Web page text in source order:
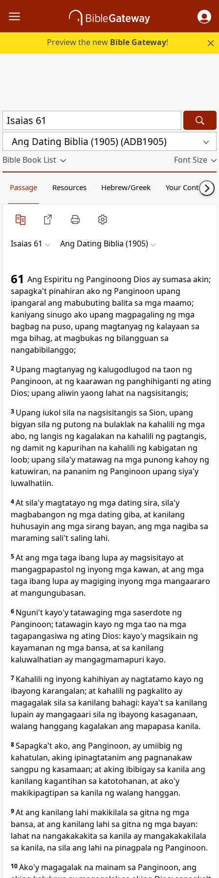
Preview the new Bible Gateway!
Ang Dating Biblia (1905) (ADB1905)
Bible Book List Font Size
Passage Resources Hebrew/Greek Your Content
Isaias 61 Ang Dating Biblia (1905)
61 Ang Espiritu ng Panginoong Dios ay sumasa akin;
sapagka't pinahiran ako ng Panginoon upang
ipangaral ang mabubuting balita sa mga maamo;
kaniyang sinugo ako upang magpagaling ng mga
bagbag na puso, upang magtanyag ng kalayaan sa
mga bihag, at magbukas ng bilangguan sa
nangabibilanggo;
2 Upang magtanyag ng kalugodlugod na taon ng
Panginoon, at ng kaarawan ng panghihiganti ng ating
Dios; upang aliwin yaong lahat na nagsisitangis;
3 Upang iukol sila na nagsisitangis sa Sion, upang
bigyan sila ng putong na bulaklak na kahalili ng mga
abo, ng langis ng kagalakan na kahalili ng pagtangis,
ng damit ng kapurihan na kahalili ng kabigatan ng
loob; upang sila'y matawag na mga punong kahoy ng
katuwiran, na pananim ng Panginoon upang siya'y
luwalhatiin.
4At sila'y magtatayo ng mga dating sira, sila'y
magbabangon ng mga dating giba, at kanilang
huhusayin ang mga sirang bayan, ang mga nagiba sa
maraming sali't saling lahi.
5At ang mga taga ibang lupa ay magsisitayo at
mangagpapastol ng inyong mga kawan, at ang mga
taga ibang lupa ay magiging inyong mga mangaararo
at mangungubasan.
6 Nguni't kayo'y tatawaging mga saserdote ng
Panginoon; tatawagin kayo ng mga tao na mga
tagapangasiwa ng ating Dios: kayo'y magsikain ng
kayamanan ng mga bansa, at sa kanilang
kaluwalhatian ay mangagmamapuri kayo.
7 Kahalili ng inyong kahihiyan ay nagtatamo kayo ng
ibayong karangalan; at kahalili ng pagkalito ay
magagalak sila sa kanilang bahagi: kaya't sa kanilang
lupain ay mangagaari sila ng ibayong kasaganaan,
walang hanggang kagalakan ang mapapasa kanila.
8Sapagka't ako, ang Panginoon, ay umiibig ng
kahatulan, aking ipinagtatanim ang pagnanakaw
sangpu ng kasamaan; at aking ibibigay sa kanila ang
kanilang kagantihan sa katotohanan, at ako'y
makikipagtipan sa kanila ng walang hanggan.
9At ang kanilang lahi makikilala sa gitna ng mga
bansa, at ang kanilang lahi sa gitna ng mga bayan:
lahat na nangakakakita sa kanila ay mangakakakilala
sa kanila, na sila ang lahi na pinagpala ng Panginoon.
10Ako'y magagalak na mainam sa Panginoon, ang